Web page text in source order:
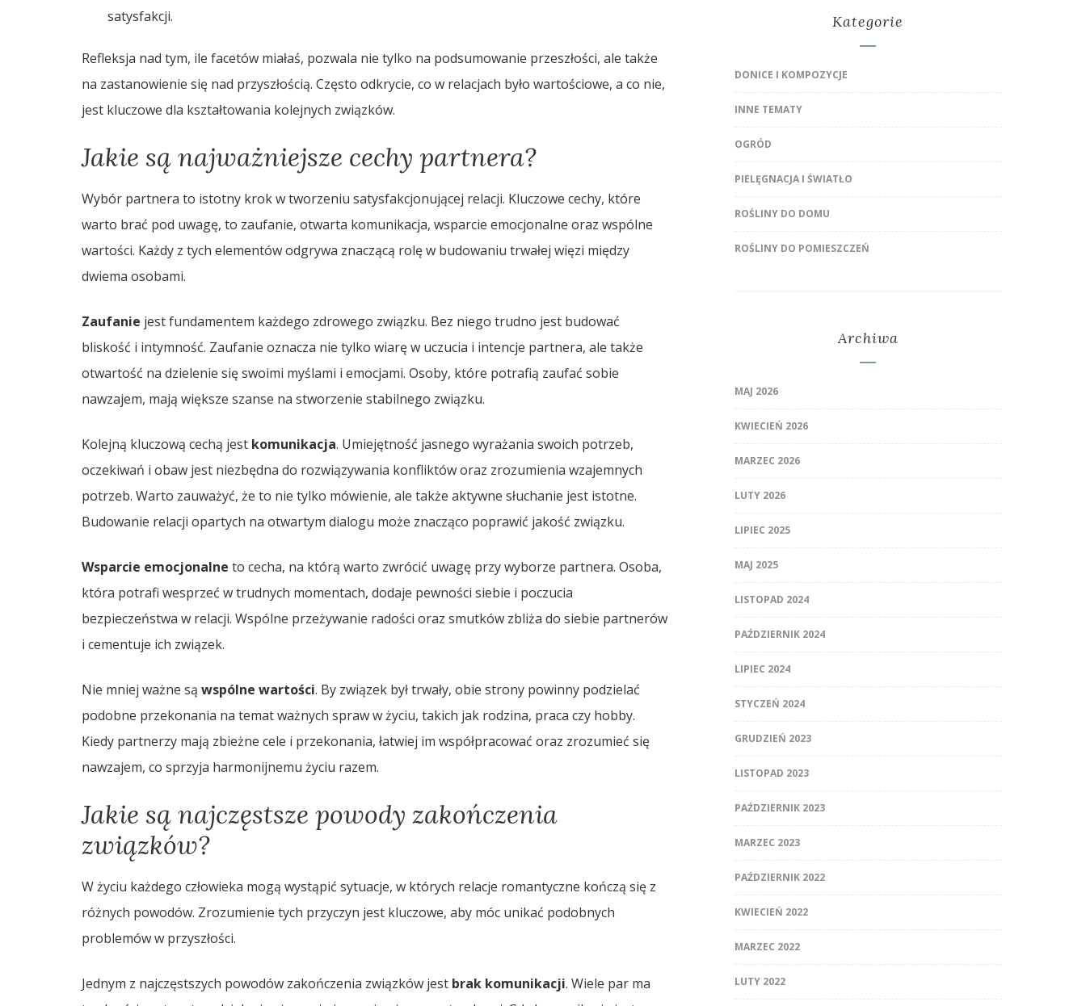
satysfakcji.
Refleksja nad tym, ile facetów miałaś, pozwala nie tylko na podsumowanie przeszłości, ale także
na zastanowienie się nad przyszłością. Często odkrycie, co w relacjach było wartościowe, a co nie,
jest kluczowe dla kształtowania kolejnych związków.
Jakie są najważniejsze cechy partnera?
Wybór partnera to istotny krok w tworzeniu satysfakcjonującej relacji. Kluczowe cechy, które
warto brać pod uwagę, to zaufanie, otwarta komunikacja, wsparcie emocjonalne oraz wspólne
wartości. Każdy z tych elementów odgrywa znaczącą rolę w budowaniu trwałej więzi między
dwiema osobami.
Zaufanie jest fundamentem każdego zdrowego związku. Bez niego trudno jest budować
bliskość i intymność. Zaufanie oznacza nie tylko wiarę w uczucia i intencje partnera, ale także
otwartość na dzielenie się swoimi myślami i emocjami. Osoby, które potrafią zaufać sobie
nawzajem, mają większe szanse na stworzenie stabilnego związku.
Kolejną kluczową cechą jest komunikacja. Umiejętność jasnego wyrażania swoich potrzeb,
oczekiwań i obaw jest niezbędna do rozwiązywania konfliktów oraz zrozumienia wzajemnych
potrzeb. Warto zauważyć, że to nie tylko mówienie, ale także aktywne słuchanie jest istotne.
Budowanie relacji opartych na otwartym dialogu może znacząco poprawić jakość związku.
Wsparcie emocjonalne to cecha, na którą warto zwrócić uwagę przy wyborze partnera. Osoba,
która potrafi wesprzeć w trudnych momentach, dodaje pewności siebie i poczucia
bezpieczeństwa w relacji. Wspólne przeżywanie radości oraz smutków zbliża do siebie partnerów
i cementuje ich związek.
Nie mniej ważne są wspólne wartości. By związek był trwały, obie strony powinny podzielać
podobne przekonania na temat ważnych spraw w życiu, takich jak rodzina, praca czy hobby.
Kiedy partnerzy mają zbieżne cele i przekonania, łatwiej im współpracować oraz zrozumieć się
nawzajem, co sprzyja harmonijnemu życiu razem.
Jakie są najczęstsze powody zakończenia
związków?
W życiu każdego człowieka mogą wystąpić sytuacje, w których relacje romantyczne kończą się z
różnych powodów. Zrozumienie tych przyczyn jest kluczowe, aby móc unikać podobnych
problemów w przyszłości.
Jednym z najczęstszych powodów zakończenia związków jest brak komunikacji. Wiele par ma
Kategorie
DONICE I KOMPOZYCJE
INNE TEMATY
OGRÓD
PIELĘGNACJA I ŚWIATŁO
ROŚLINY DO DOMU
ROŚLINY DO POMIESZCZEŃ
Archiwa
MAJ 2026
KWIECIEŃ 2026
MARZEC 2026
LUTY 2026
LIPIEC 2025
MAJ 2025
LISTOPAD 2024
PAŹDZIERNIK 2024
LIPIEC 2024
STYCZEŃ 2024
GRUDZIEŃ 2023
LISTOPAD 2023
PAŹDZIERNIK 2023
MARZEC 2023
PAŹDZIERNIK 2022
KWIECIEŃ 2022
MARZEC 2022
LUTY 2022